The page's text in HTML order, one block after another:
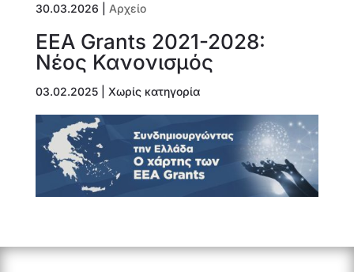
30.03.2026 Αρχείο
EEA Grants 2021-2028:
Νέος Κανονισμός
03.02.2025| Χωρίς κατηγορία